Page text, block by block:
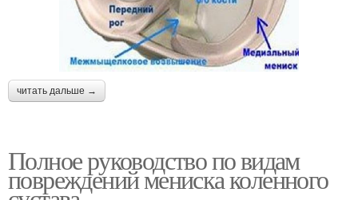
читать дальше →
Полное руководство по видам
повреждений мениска коленного